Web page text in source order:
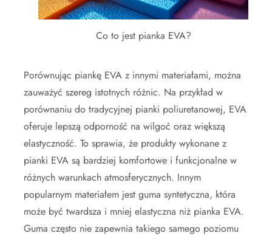
Co to jest pianka EVA?
Porównując piankę EVA z innymi materiałami, można
zauważyć szereg istotnych różnic. Na przykład w
porównaniu do tradycyjnej pianki poliuretanowej, EVA
oferuje lepszą odporność na wilgoć oraz większą
elastyczność. To sprawia, że produkty wykonane z
pianki EVA są bardziej komfortowe i funkcjonalne w
różnych warunkach atmosferycznych. Innym
popularnym materiałem jest guma syntetyczna, która
może być twardsza i mniej elastyczna niż pianka EVA.
Guma często nie zapewnia takiego samego poziomu